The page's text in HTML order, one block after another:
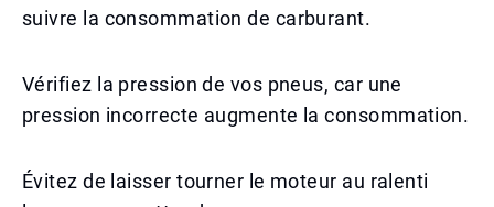
suivre la consommation de carburant.
Vérifiez la pression de vos pneus, car une
pression incorrecte augmente la consommation.
Évitez de laisser tourner le moteur au ralenti